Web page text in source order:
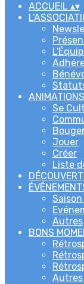
ACCUEIL ▴▾
ANIMATIONS
Se
Jouer
Créer
Liste
Autres
BONS